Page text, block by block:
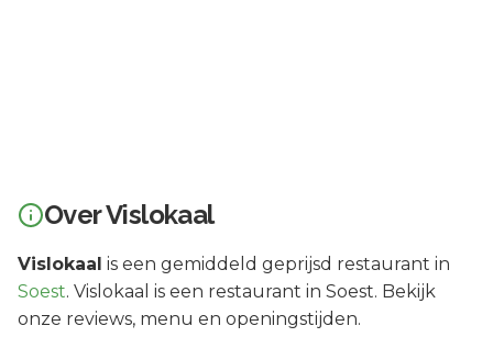
OverVislokaal
Vislokaal is een gemiddeld geprijsd restaurant in
Soest. Vislokaal is een restaurant in Soest. Bekijk
onze reviews, menu en openingstijden.